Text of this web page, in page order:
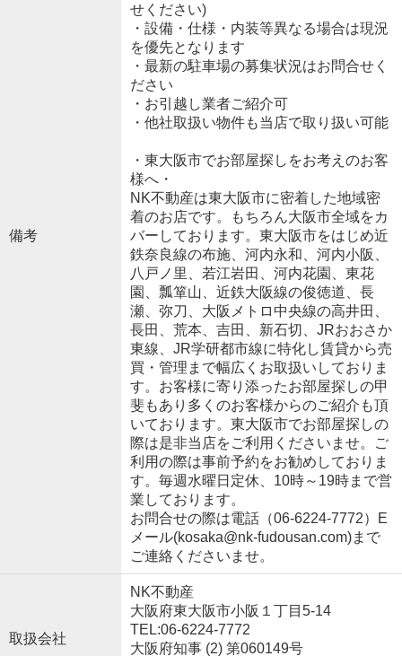
備考
せください)
・設備・仕様・内装等異なる場合は現況
を優先となります
・最新の駐車場の募集状況はお問合せく
ださい
・お引越し業者ご紹介可
・他社取扱い物件も当店で取り扱い可能
・東大阪市でお部屋探しをお考えのお客
様へ・
NK不動産は東大阪市に密着した地域密
着のお店です。もちろん大阪市全域をカ
バーしております。東大阪市をはじめ近
鉄奈良線の布施、河内永和、河内小阪、
八戸ノ里、若江岩田、河内花園、東花
園、瓢箪山、近鉄大阪線の俊徳道、長
瀬、弥刀、大阪メトロ中央線の高井田、
長田、荒本、吉田、新石切、JRおおさか
東線、JR学研都市線に特化し賃貸から売
買・管理まで幅広くお取扱いしておりま
す。お客様に寄り添ったお部屋探しの甲
斐もあり多くのお客様からのご紹介も頂
いております。東大阪市でお部屋探しの
際は是非当店をご利用くださいませ。ご
利用の際は事前予約をお勧めしておりま
す。毎週水曜日定休、10時～19時まで営
業しております。
お問合せの際は電話（06-6224-7772）E
メール(kosaka@nk-fudousan.com)まで
ご連絡くださいませ。
取扱会社
NK不動産
大阪府東大阪市小阪１丁目5-14
TEL:06-6224-7772
大阪府知事 (2) 第060149号